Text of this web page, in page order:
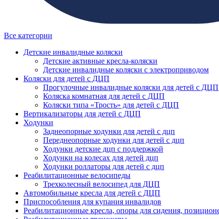
Все категории
Детские инвалидные коляски
Детские активные кресла-коляски
Детские инвалидные коляски с электроприводом
Коляски для детей с ДЦП
Прогулочные инвалидные коляски для детей с ДЦП
Коляска комнатная для детей с ДЦП
Коляски типа «Трость» для детей с ДЦП
Вертикализаторы для детей с ДЦП
Ходунки
Заднеопорные ходунки для детей с дцп
Переднеопорные ходунки для детей с дцп
Ходунки детские дцп с поддержкой
Ходунки на колесах для детей дцп
Ходунки роллаторы для детей с дцп
Реабилитационные велосипеды
Трехколесный велосипед для ДЦП
Автомобильные кресла для детей с ДЦП
Приспособления для купания инвалидов
Реабилитационные кресла, опоры для сидения,